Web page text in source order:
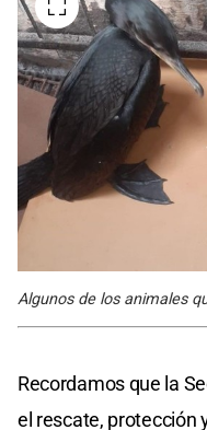
Algunos de los animales
Recordamos que la
el rescate, protección